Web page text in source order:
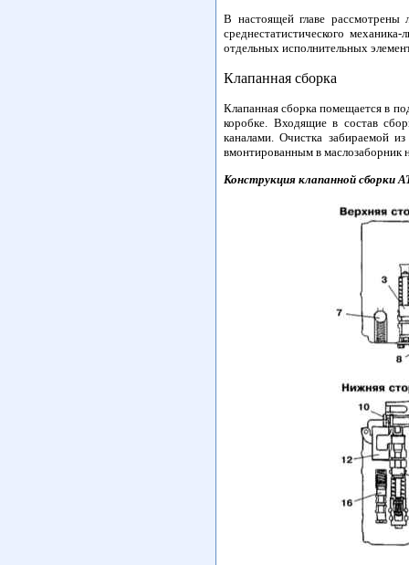
В настоящей главе
среднестатистического
отдельных исполнительных
Клапанная сборка
Клапанная сборка помещается в
коробке. Входящие в состав
каналами. Очистка забираемой
вмонтированным в маслозаборник
Конструкция клапанной сборки